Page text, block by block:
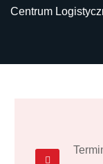
Centrum